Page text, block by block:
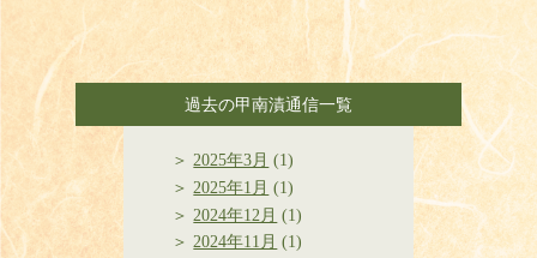
過去の甲南漬通信一覧
2025年3月 (1)
2025年1月 (1)
2024年12月 (1)
2024年11月 (1)